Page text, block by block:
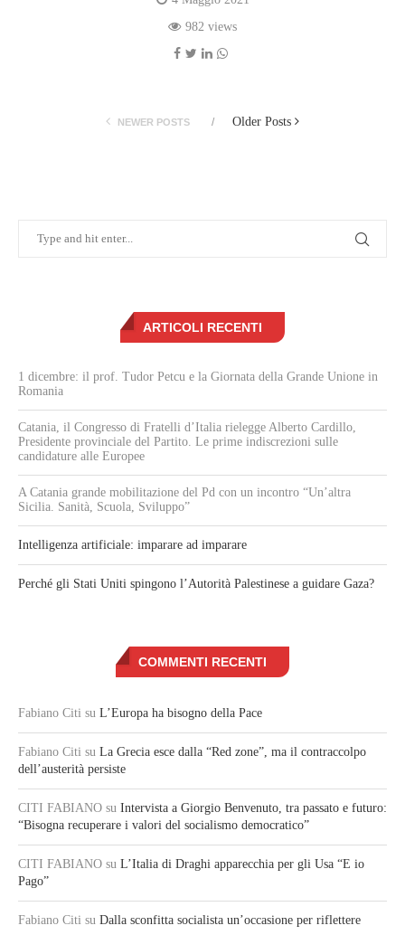
982 views
NEWER POSTS Older Posts
ARTICOLI RECENTI
1 dicembre: il prof. Tudor Petcu e la Giornata della Grande Unione in
Romania
Catania, il Congresso di Fratelli d’Italia rielegge Alberto Cardillo,
Presidente provinciale del Partito. Le prime indiscrezioni sulle
candidature alle Europee
A Catania grande mobilitazione del Pd con un incontro “Un’altra
Sicilia. Sanità, Scuola, Sviluppo”
Intelligenza artificiale: imparare ad imparare
Perché gli Stati Uniti spingono l’Autorità Palestinese a guidare Gaza?
COMMENTI RECENTI
Fabiano Citi su L’Europa ha bisogno della Pace
Fabiano Citi su La Grecia esce dalla “Red zone”, ma il contraccolpo
dell’austerità persiste
CITI FABIANO su Intervista a Giorgio Benvenuto, tra passato e futuro:
“Bisogna recuperare i valori del socialismo democratico”
CITI FABIANO su L’Italia di Draghi apparecchia per gli Usa “E io
Pago”
Fabiano Citi su Dalla sconfitta socialista un’occasione per riflettere